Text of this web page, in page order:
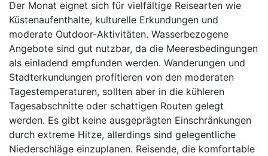
Der Monat eignet sich für vielfältige Reisearten wie
Küstenaufenthalte, kulturelle Erkundungen und
moderate Outdoor-Aktivitäten. Wasserbezogene
Angebote sind gut nutzbar, da die Meeresbedingungen
als einladend empfunden werden. Wanderungen und
Stadterkundungen profitieren von den moderaten
Tagestemperaturen, sollten aber in die kühleren
Tagesabschnitte oder schattigen Routen gelegt
werden. Es gibt keine ausgeprägten Einschränkungen
durch extreme Hitze, allerdings sind gelegentliche
Niederschläge einzuplanen. Reisende, die komfortable